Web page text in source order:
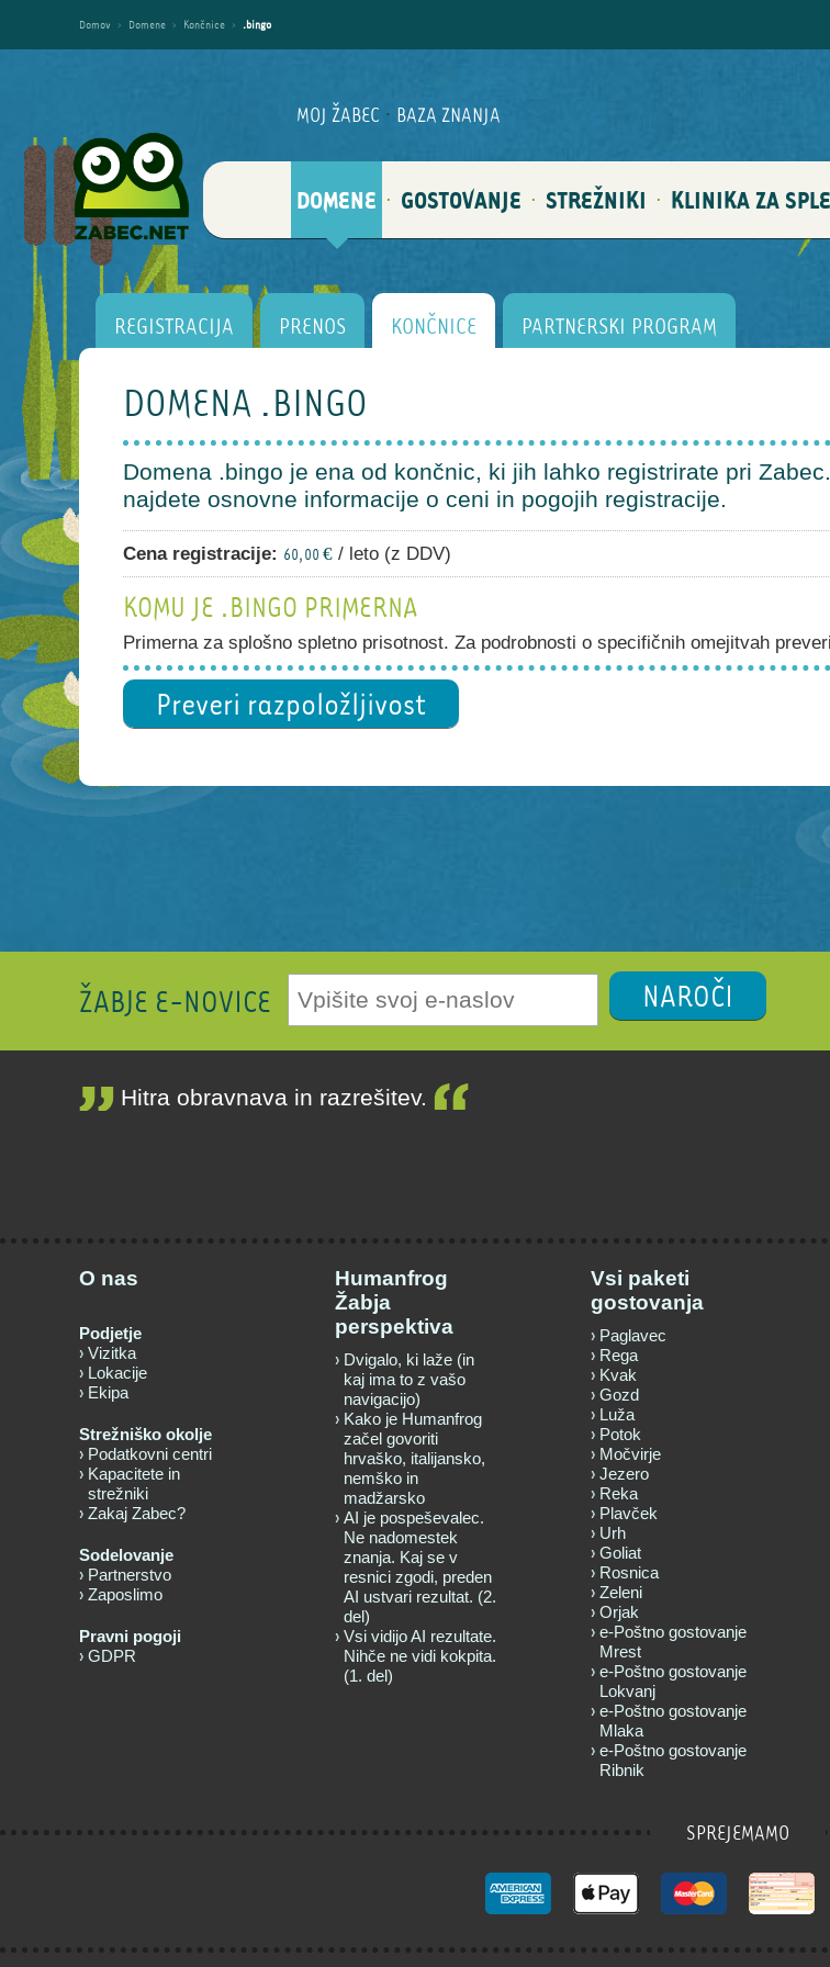
Domov › Domene › Končnice › .bingo
MOJ ŽABEC · BAZA ZNANJA
DOMENE · GOSTOVANJE · STREŽNIKI · KLINIKA ZA
REGISTRACIJA PRENOS KONČNICE PARTNERSKI PROGRAM
DOMENA .BINGO
Domena .bingo je ena od končnic, ki jih lahko registrirate pri
najdete osnovne informacije o ceni in pogojih registracije.
Cena registracije: 60,00 € / leto (z DDV)
KOMU JE .BINGO PRIMERNA
Primerna za splošno spletno prisotnost. Za podrobnosti o specifičnih omejitvah
Preveri razpoložljivost
ŽABJE E-NOVICE NAROČI
Hitra obravnava in razrešitev.
O nas
Podjetje
Vizitka
Lokacije
Ekipa
Strežniško okolje
Podatkovni centri
Kapacitete in
strežniki
Zakaj Zabec?
Sodelovanje
Partnerstvo
Zaposlimo
Pravni pogoji
GDPR
Humanfrog
Žabja
perspektiva
Dvigalo, ki laže (in
kaj ima to z vašo
navigacijo)
Kako je Humanfrog
začel govoriti
hrvaško, italijansko,
nemško in
madžarsko
AI je pospeševalec.
Ne nadomestek
znanja. Kaj se v
resnici zgodi, preden
AI ustvari rezultat. (2.
del)
Vsi vidijo AI rezultate.
Nihče ne vidi kokpita.
(1. del)
Vsi paketi
gostovanja
Paglavec
Rega
Kvak
Gozd
Luža
Potok
Močvirje
Jezero
Reka
Plavček
Urh
Goliat
Rosnica
Zeleni
Orjak
e-Poštno gostovanje
Mrest
e-Poštno gostovanje
Lokvanj
e-Poštno gostovanje
Mlaka
e-Poštno gostovanje
Ribnik
SPREJEMAMO